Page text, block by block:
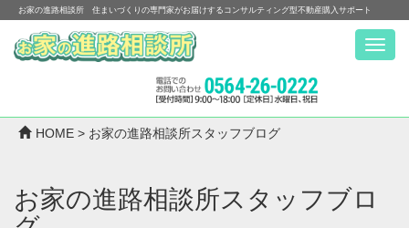
お家の進路相談所 住まいづくりの専門家がお届けするコンサルティング型不動産購入サポート
Menu
HOME > お家の進路相談所スタッフブログ
お家の進路相談所スタッフブロ